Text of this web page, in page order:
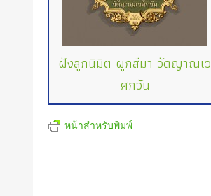
ฝังลูกนิมิต-ผูกสีมา วัดญาณเว
ศกวัน
หน้าสำหรับพิมพ์